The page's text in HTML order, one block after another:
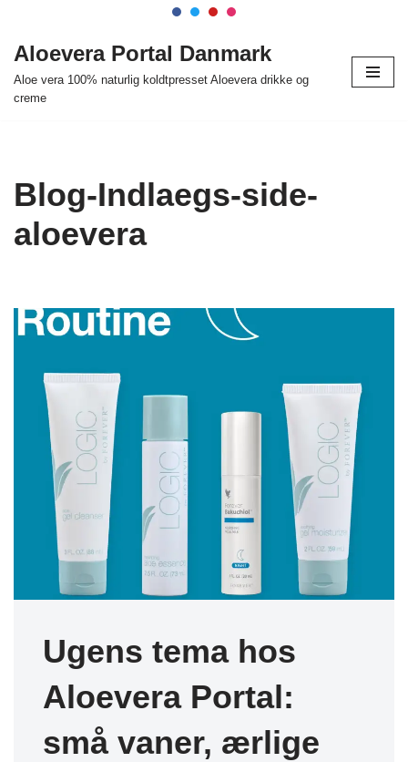
Spring
indhold
Aloevera Portal Danmark
Aloe vera 100% naturlig koldtpresset Aloevera drikke og
creme
Blog-Indlaegs-side-
aloevera
Ugens tema hos
Aloevera Portal:
små vaner, ærlige